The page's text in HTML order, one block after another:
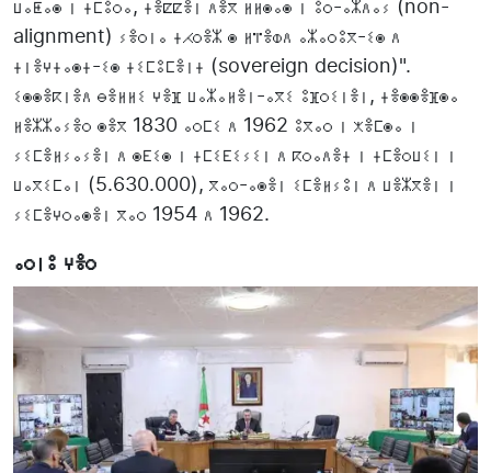
ⵡⴰⵟⴰⵙ ⵏ ⵜⵎⵓⵔⴰ, ⵜⴻⵇⵇⴻⵏ ⴷⴻⴳ ⵍⵍⵙⴰⵙ ⵏ ⵓⵔ-ⴰⵣⴷⴰⵢ (non-
alignment) ⵢⴻⵔⵏⴰ ⵜⵃⵔⴻⵣ ⵙ ⵍⴶⴻⵀⴷ ⴰⵣⴰⵔⵓⴳ-ⵉⵙ ⴷ
ⵜⵏⴻⵖⵜⴰⵙⵜ-ⵉⵙ ⵜⵉⵎⵓⵎⴻⵏⵜ (sovereign decision)".
ⵉⵙⵙⴻⴽⵏⴻⴷ ⴱⴻⵍⵍⵉ ⵖⴻⴼ ⵡⴰⵣⴰⵍⴻⵏ-ⴰⴳⵉ ⵓⴼⵔⵉⵏⴻⵏ, ⵜⴻⵙⵙⴻⴼⵙⴰ
ⵍⴻⵣⵣⴰⵢⴻⵔ ⵙⴻⴳ 1830 ⴰⵔⵎⵉ ⴷ 1962 ⵓⴳⴰⵔ ⵏ ⵅⴻⵎⵙⴰ ⵏ
ⵢⵉⵎⴻⵍⵢⴰⵢⴻⵏ ⴷ ⵙⴹⵉⵙ ⵏ ⵜⵎⵉⴹⵉⵢⵉⵏ ⴷ ⴽⵔⴰⴷⴻⵜ ⵏ ⵜⵎⴻⵔⵡⵉⵏ ⵏ
ⵡⴰⴳⵉⵎⴰⵏ (5.630.000), ⴳⴰⵔ-ⴰⵙⴻⵏ ⵉⵎⴻⵍⵢⵓⵏ ⴷ ⵡⴻⵣⴳⴻⵏ ⵏ
ⵢⵉⵎⴻⵖⵔⴰⵙⴻⵏ ⴳⴰⵔ 1954 ⴷ 1962.
ⴰⵔⵏⵓ ⵖⴻⵔ